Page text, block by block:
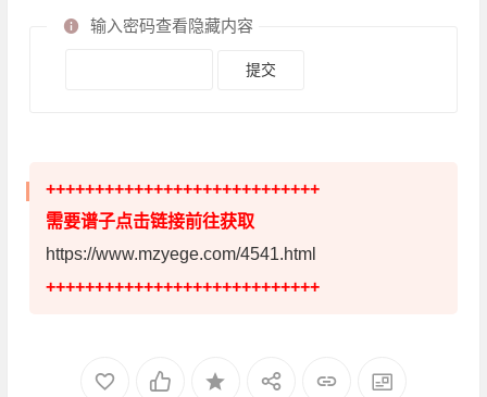
输入密码查看隐藏内容
++++++++++++++++++++++++++++
需要谱子点击链接前往获取
https://www.mzyege.com/4541.html
++++++++++++++++++++++++++++